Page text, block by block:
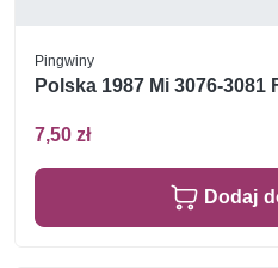
Pingwiny
Polska 1987 Mi 3076-3081
7,50 zł
Dodaj